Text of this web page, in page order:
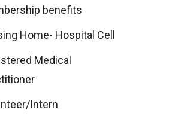
benefits
Home- Hospital Cell
Medical
Intern